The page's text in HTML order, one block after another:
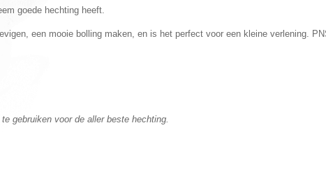
goede hechting heeft.
een mooie bolling maken, en is het perfect voor een kleine verlening.
gebruiken voor de aller beste hechting.